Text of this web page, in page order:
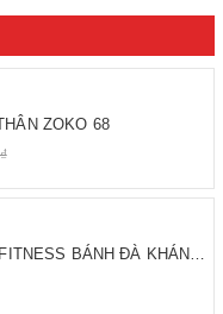
ZOKO 68
BÁNH ĐÀ KHÁNG